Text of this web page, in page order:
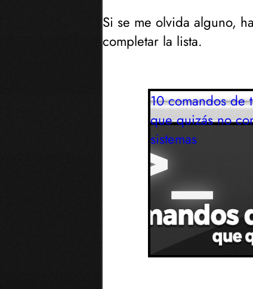
Si se me olvida alguno,
completar la lista.
10 comandos de
que quizás no
sistemas